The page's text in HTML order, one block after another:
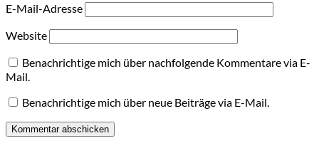
E-Mail-Adresse
Website
Benachrichtige mich über nachfolgende Kommentare via E-
Mail.
Benachrichtige mich über neue Beiträge via E-Mail.